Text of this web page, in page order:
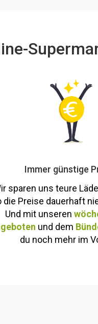
Immer günstige
sparen uns teure
die Preise dauerhaft
Und mit unseren
und dem
du noch mehr im